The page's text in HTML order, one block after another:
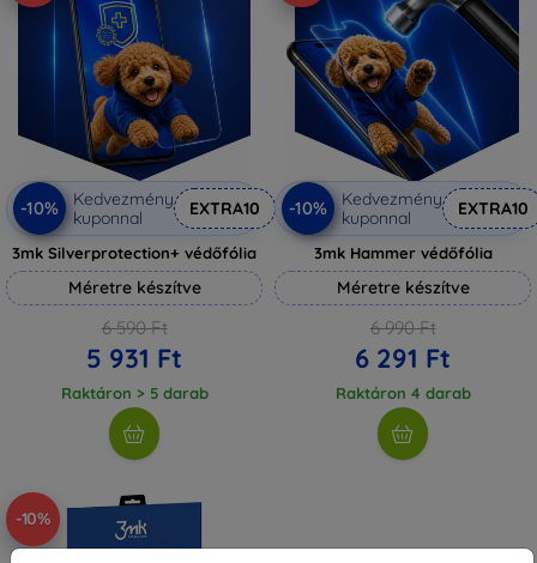
-10%
Kedvezmény
kuponnal
EXTRA10
3mk Silverprotection+ védőfólia
Méretre készítve
6 590 Ft
5 931 Ft
Raktáron > 5 darab
-10%
Kedvezmény
kuponnal
EXTRA10
3mk Hammer védőfólia
Méretre készítve
6 990 Ft
6 291 Ft
Raktáron 4 darab
-10%